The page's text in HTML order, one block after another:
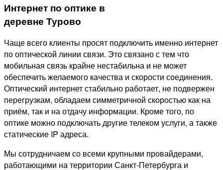
Интернет по оптике в
деревне Турово
Чаще всего клиенты просят подключить именно интернет
по оптической линии связи. Это связано с тем что
мобильная связь крайне нестабильна и не может
обеспечить желаемого качества и скорости соединения.
Оптический интернет стабильно работает, не подвержен
перегрузкам, обладаем симметричной скоростью как на
приём, так и на отдачу информации. Кроме того, по
оптике можно подключать другие телеком услуги, а также
статические IP адреса.
Мы сотрудничаем со всеми крупными провайдерами,
работающими на территории Санкт-Петербурга и